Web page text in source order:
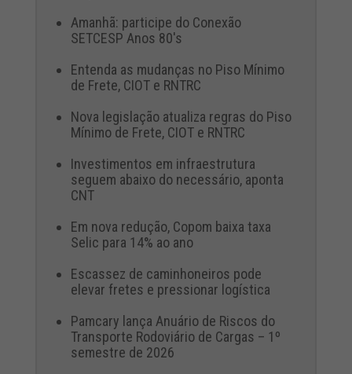
Amanhã: participe do Conexão
SETCESP Anos 80's
Entenda as mudanças no Piso Mínimo
de Frete, CIOT e RNTRC
Nova legislação atualiza regras do Piso
Mínimo de Frete, CIOT e RNTRC
Investimentos em infraestrutura
seguem abaixo do necessário, aponta
CNT
Em nova redução, Copom baixa taxa
Selic para 14% ao ano
Escassez de caminhoneiros pode
elevar fretes e pressionar logística
Pamcary lança Anuário de Riscos do
Transporte Rodoviário de Cargas – 1º
semestre de 2026